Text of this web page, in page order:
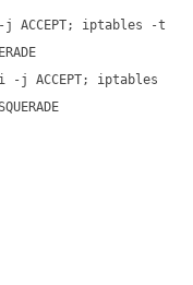
-j ACCEPT; iptables -t
-j ACCEPT; iptables